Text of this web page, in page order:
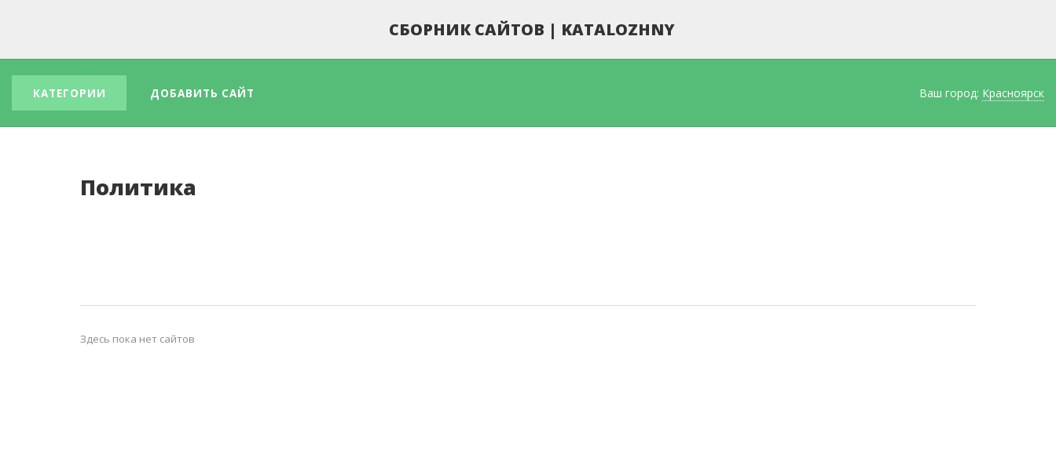
СБОРНИК САЙТОВ | KATALOZHNY
КАТЕГОРИИ ДОБАВИТЬ САЙТ Ваш город: Красноярск
Политика
Здесь пока нет сайтов